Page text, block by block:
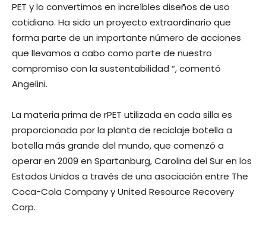
PET y lo convertimos en increíbles diseños de uso
cotidiano. Ha sido un proyecto extraordinario que
forma parte de un importante número de acciones
que llevamos a cabo como parte de nuestro
compromiso con la sustentabilidad “, comentó
Angelini.
La materia prima de rPET utilizada en cada silla es
proporcionada por la planta de reciclaje botella a
botella más grande del mundo, que comenzó a
operar en 2009 en Spartanburg, Carolina del Sur en los
Estados Unidos a través de una asociación entre The
Coca-Cola Company y United Resource Recovery
Corp.